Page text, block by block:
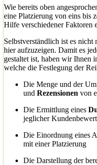
Wie bereits oben
eine Platzierung von eins bis
Hilfe verschiedener Faktoren
Selbstverständlich ist es
hier aufzuzeigen. Damit es
gestaltet ist, haben wir Ihnen
welche die Festlegung der
Die Menge und der
und Rezensionen von
Die Ermittlung eines
jeglicher
Die Einordnung eines
mit einer Platzierung
Die Darstellung der